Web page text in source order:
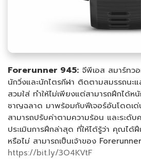
Forerunner 945: จีพีเอส สมาร์ทว
นักวิ่งและนักไตรกีฬา ติดตามสมรรถนะ
สวมใส่ ทำให้ไม่เพียงแต่สามารถฝึกได้
ชาญฉลาด มาพร้อมกับฟีเจอร์อันโดดเ
สามารถปรับค่าตามความร้อน และระดับ
ประเมินการฝึกล่าสุด ที่ให้ได้รู้ว่า คุณได้
หรือไม่ สามารถเป็นเจ้าของ
https://bit.ly/3O4KVtF